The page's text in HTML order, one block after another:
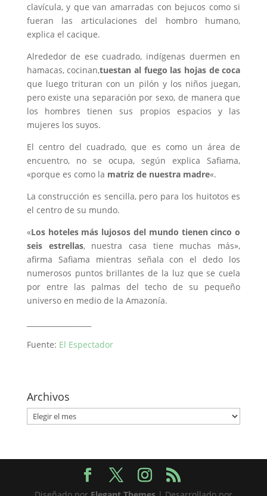
clavícula, y que van amarradas con bejucos como si
fueran las articulaciones del hombro humano,
explica el cacique.
Alrededor de ese cuadrado, indígenas duermen en
hamacas, cocinan,tuestan al fuego las hojas de coca
que luego trituran con un pilón y los niños juegan,
pero existe una separación por sexo, de manera que
los hombres tienen sus propios espacios y las
mujeres los suyos.
El centro del cuadrado, que es como un área de
encuentro, no se ocupa, según explica Safiama,
«porque es como la matriz de nuestra madre«.
La construcción es sencilla, pero para los huitotos es
el centro de su mundo.
«Los hoteles más lujosos del mundo tienen cinco o
seis estrellas, nuestra casa tiene muchas más»,
afirma Safiama mientras señala con el dedo los
numerosos puntos brillantes de la luz que se cuela
por entre las palmas del techo de su pequeño
universo en medio de la Amazonía.
Fuente: El Espectador
Archivos
Archivos